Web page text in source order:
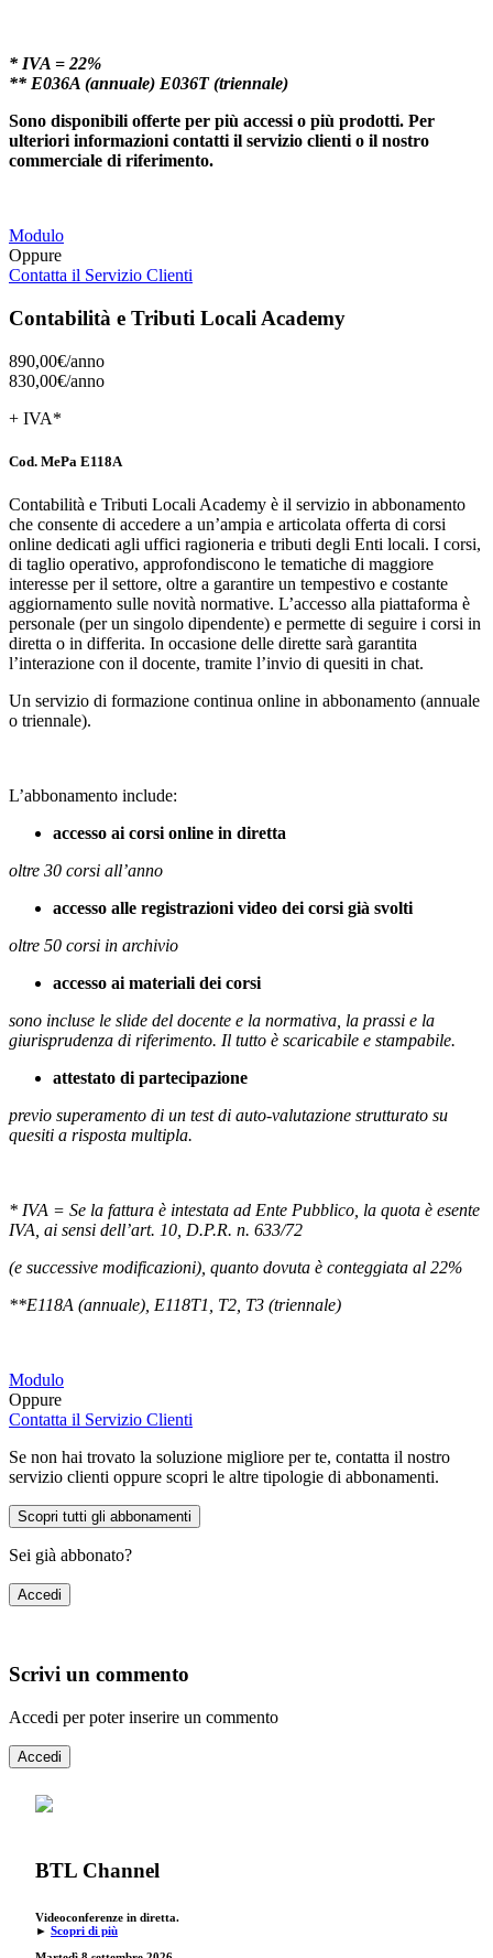
* IVA = 22%
** E036A (annuale) E036T (triennale)
Sono disponibili offerte per più accessi o più prodotti. Per
ulteriori informazioni contatti il servizio clienti o il nostro
commerciale di riferimento.
Modulo
Oppure
Contatta il Servizio Clienti
Contabilità e Tributi Locali Academy
890,00€/anno
830,00€/anno
+ IVA*
Cod. MePa E118A
Contabilità e Tributi Locali Academy è il servizio in abbonamento
che consente di accedere a un’ampia e articolata offerta di corsi
online dedicati agli uffici ragioneria e tributi degli Enti locali. I corsi,
di taglio operativo, approfondiscono le tematiche di maggiore
interesse per il settore, oltre a garantire un tempestivo e costante
aggiornamento sulle novità normative. L’accesso alla piattaforma è
personale (per un singolo dipendente) e permette di seguire i corsi in
diretta o in differita. In occasione delle dirette sarà garantita
l’interazione con il docente, tramite l’invio di quesiti in chat.
Un servizio di formazione continua online in abbonamento (annuale
o triennale).
L’abbonamento include:
accesso ai corsi online in diretta
oltre 30 corsi all’anno
accesso alle registrazioni video dei corsi già svolti
oltre 50 corsi in archivio
accesso ai materiali dei corsi
sono incluse le slide del docente e la normativa, la prassi e la
giurisprudenza di riferimento. Il tutto è scaricabile e stampabile.
attestato di partecipazione
previo superamento di un test di auto-valutazione strutturato su
quesiti a risposta multipla.
* IVA = Se la fattura è intestata ad Ente Pubblico, la quota è esente
IVA, ai sensi dell’art. 10, D.P.R. n. 633/72
(e successive modificazioni), quanto dovuta è conteggiata al 22%
**E118A (annuale), E118T1, T2, T3 (triennale)
Modulo
Oppure
Contatta il Servizio Clienti
Se non hai trovato la soluzione migliore per te, contatta il nostro
servizio clienti oppure scopri le altre tipologie di abbonamenti.
Scopri tutti gli abbonamenti
Sei già abbonato?
Accedi
Scrivi un commento
Accedi per poter inserire un commento
Accedi
BTL Channel
Videoconferenze in diretta.
► Scopri di più